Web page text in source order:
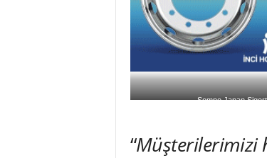
Sompo Japan
“Müşterilerimizi